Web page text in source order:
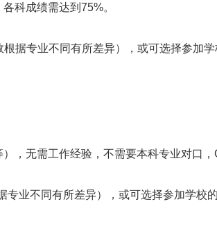
科成绩需达到75%。
据专业不同有所差异），或可选择参加
，无需工作经验，不需要本科专业对口，
业不同有所差异），或可选择参加学校